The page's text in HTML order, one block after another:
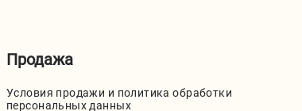
Продажа
Условия продажи и политика обработки
персональных данных